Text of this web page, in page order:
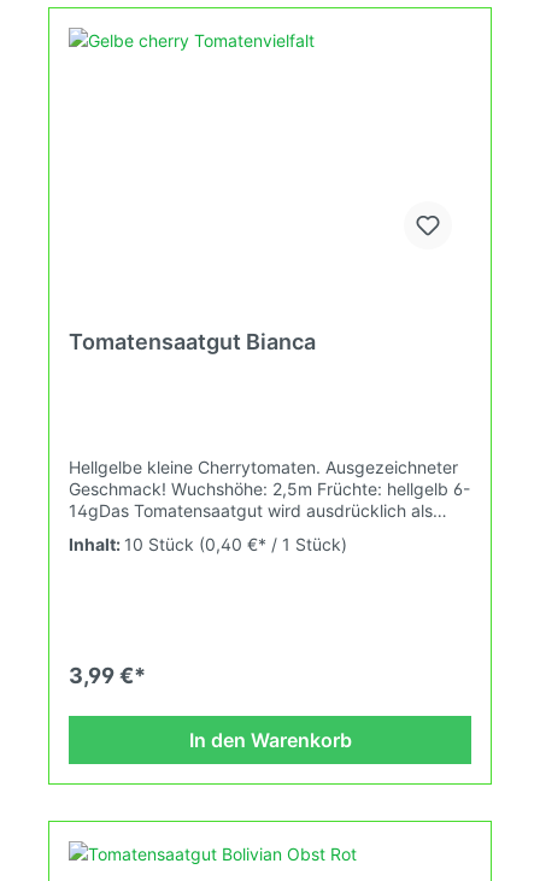
Tomatensaatgut Bianca
Hellgelbe kleine Cherrytomaten. Ausgezeichneter
Geschmack! Wuchshöhe: 2,5m Früchte: hellgelb 6-
14gDas Tomatensaatgut wird ausdrücklich als
Sammelobjekt oder Zierpflanze verkauft.
Keimtemperatur zwischen 25°C und 28°C konstant
an. Damit wird die Tomatenvielfalt gefördert die du
in deinem Hausgarten, auf der Terasse oder auf
Inhalt: 10 Stück (0,40 €* / 1 Stück)
3,99 €*
In den Warenkorb